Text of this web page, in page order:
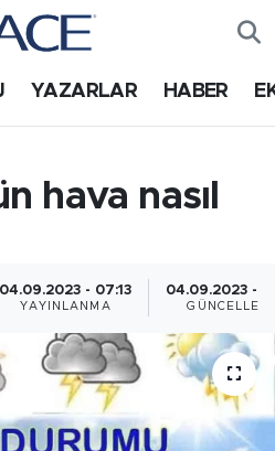
YAZARLAR HABER
hava nasıl
04.09.2023 - 07:13
YAYINLANMA
04.09.2023 -
ve Fikstür